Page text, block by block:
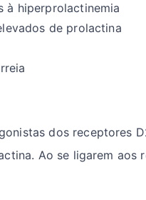
à hiperprolactinemia
de prolactina
dos receptores
Ao se ligarem